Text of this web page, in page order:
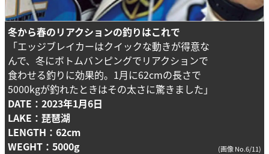
冬から春のリアクションの釣りはこれで
「エッジブレイカーはクイックな動きが得意な
んで、冬にボトムバンピングでリアクションで
食わせる釣りに効果的。1月に62cmの長さで
5000kgが釣れたときはその太さに驚きました」
DATE：2023年1月6日
LAKE：琵琶湖
LENGTH：62cm
WEGHT：5000g
(画像 No.6/11)